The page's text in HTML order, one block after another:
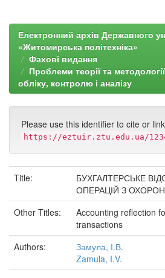
Електронний архів Державного
«Житомирська політехніка»
Фахові видання
Проблеми теорії та
обліку, контролю і аналізу
Please use this identifier to cite or
https://eztuir.ztu.edu.ua/
Title:
БУХГАЛТЕРСЬКЕ
ОПЕРАЦІЙ З
Other Titles:
Accounting reflection
transactions
Authors:
Замула, І.В.
Zamula, I.V.